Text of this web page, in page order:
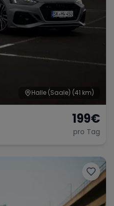
Dodge
Maserati
Halle (Saale) (41 km)
199€
pro Tag